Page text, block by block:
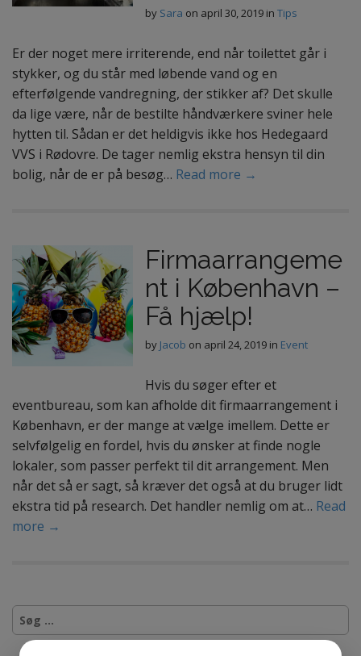
by Sara on april 30, 2019 in Tips
Er der noget mere irriterende, end når toilettet går i
stykker, og du står med løbende vand og en
efterfølgende vandregning, der stikker af? Det skulle
da lige være, når de bestilte håndværkere sviner hele
hytten til. Sådan er det heldigvis ikke hos Hedegaard
VVS i Rødovre. De tager nemlig ekstra hensyn til din
bolig, når de er på besøg… Read more →
Firmaarrangeme
nt i København –
Få hjælp!
by Jacob on april 24, 2019 in Event
Hvis du søger efter et
eventbureau, som kan afholde dit firmaarrangement i
København, er der mange at vælge imellem. Dette er
selvfølgelig en fordel, hvis du ønsker at finde nogle
lokaler, som passer perfekt til dit arrangement. Men
når det så er sagt, så kræver det også at du bruger lidt
ekstra tid på research. Det handler nemlig om at… Read
more →
S